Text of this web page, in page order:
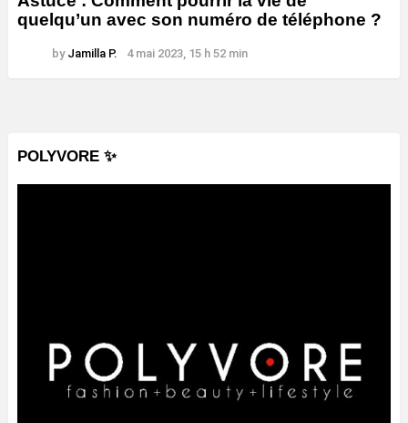
quelqu’un avec son numéro de téléphone ?
by Jamilla P. 4 mai 2023, 15 h 52 min
POLYVORE ✨